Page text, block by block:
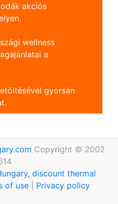
akciós
wellness
a
gyorsan
Copyright © 2002
discount thermal
of use Privacy policy